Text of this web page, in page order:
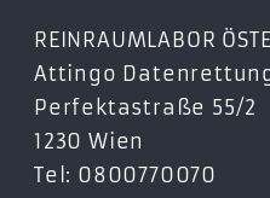
REINRAUMLABOR
Attingo Datenrettung
Perfektastraße 55/2
1230 Wien
Tel: 0800770070